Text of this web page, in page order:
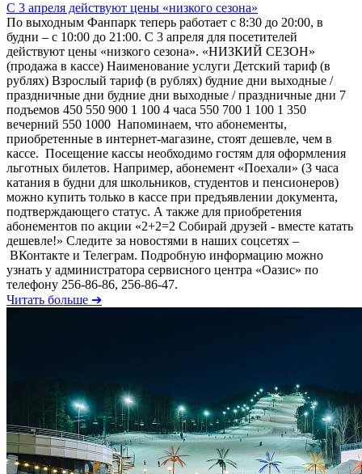
С 3 апреля действуют цены «низкого сезона»
По выходным Фанпарк теперь работает с 8:30 до 20:00, в
будни – с 10:00 до 21:00. С 3 апреля для посетителей
действуют цены «низкого сезона». «НИЗКИЙ СЕЗОН»
(продажа в кассе) Наименование услуги Детский тариф (в
рублях) Взрослый тариф (в рублях) будние дни выходные /
праздничные дни будние дни выходные / праздничные дни 7
подъемов 450 550 900 1 100 4 часа 550 700 1 100 1 350
вечерний 550 1000 Напоминаем, что абонементы,
приобретенные в интернет-магазине, стоят дешевле, чем в
кассе. Посещение кассы необходимо гостям для оформления
льготных билетов. Например, абонемент «Поехали» (3 часа
катания в будни для школьников, студентов и пенсионеров)
можно купить только в кассе при предъявлении документа,
подтверждающего статуc. А также для приобретения
абонементов по акции «2+2=2 Собирай друзей - вместе катать
дешевле!» Следите за новостями в наших соцсетях –
ВКонтакте и Телеграм. Подробную информацию можно
узнать у администратора сервисного центра «Оазис» по
телефону 256-86-86, 256-86-47.
Читать больше ➔